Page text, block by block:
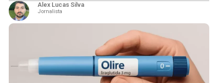
Alex Lucas Silva
Jornalista